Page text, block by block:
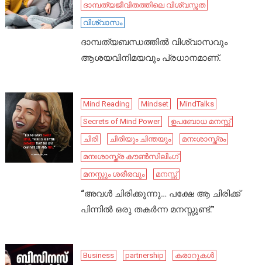
ദാമ്പത്യജീവിതത്തിലെ വിശ്വസ്തത
വിശ്വാസം
ദാമ്പത്യബന്ധത്തിൽ വിശ്വാസവും
ആശയവിനിമയവും പ്രധാനമാണ്.
Mind Reading Mindset
MindTalks
Secrets of Mind Power
ഉപബോധ മനസ്സ്
ചിരി
ചിരിയും ചിന്തയും
മനഃശാസ്ത്രം
മനഃശാസ്ത്ര കൗൺസിലിംഗ്
മനസ്സും ശരീരവും
മനസ്സ്
“അവൾ ചിരിക്കുന്നു… പക്ഷേ ആ ചിരിക്ക്
പിന്നിൽ ഒരു തകർന്ന മനസ്സുണ്ട്.”
Business partnership
കരാറുകൾ